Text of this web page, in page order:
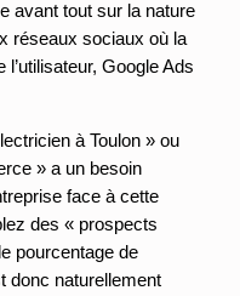
avant tout sur la nature
réseaux sociaux où la
Google Ads
à Toulon » ou
» a un besoin
face à cette
des « prospects
pourcentage de
donc naturellement